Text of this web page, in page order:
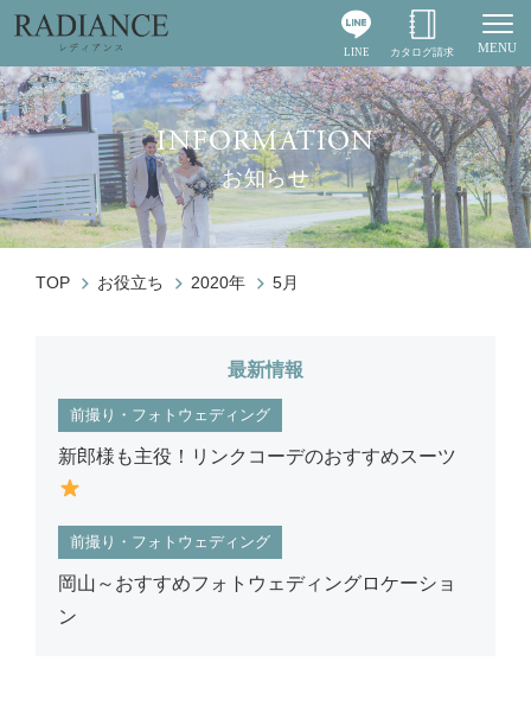
MENU
LINE カタログ請求
INFORMATION
お知らせ
TOP お役立ち 2020年 5月
最新情報
前撮り・フォトウェディング
新郎様も主役！リンクコーデのおすすめスーツ
前撮り・フォトウェディング
岡山～おすすめフォトウェディングロケーショ
ン